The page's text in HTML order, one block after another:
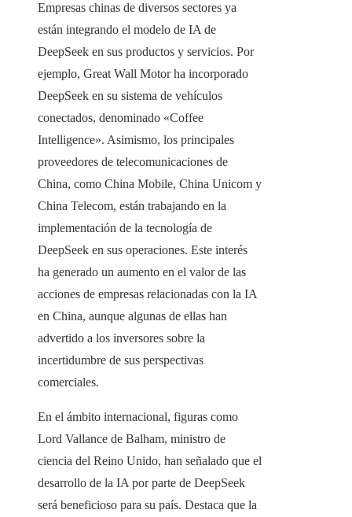
Empresas chinas de diversos sectores ya
están integrando el modelo de IA de
DeepSeek en sus productos y servicios. Por
ejemplo, Great Wall Motor ha incorporado
DeepSeek en su sistema de vehículos
conectados, denominado «Coffee
Intelligence». Asimismo, los principales
proveedores de telecomunicaciones de
China, como China Mobile, China Unicom y
China Telecom, están trabajando en la
implementación de la tecnología de
DeepSeek en sus operaciones. Este interés
ha generado un aumento en el valor de las
acciones de empresas relacionadas con la IA
en China, aunque algunas de ellas han
advertido a los inversores sobre la
incertidumbre de sus perspectivas
comerciales.
En el ámbito internacional, figuras como
Lord Vallance de Balham, ministro de
ciencia del Reino Unido, han señalado que el
desarrollo de la IA por parte de DeepSeek
será beneficioso para su país. Destaca que la